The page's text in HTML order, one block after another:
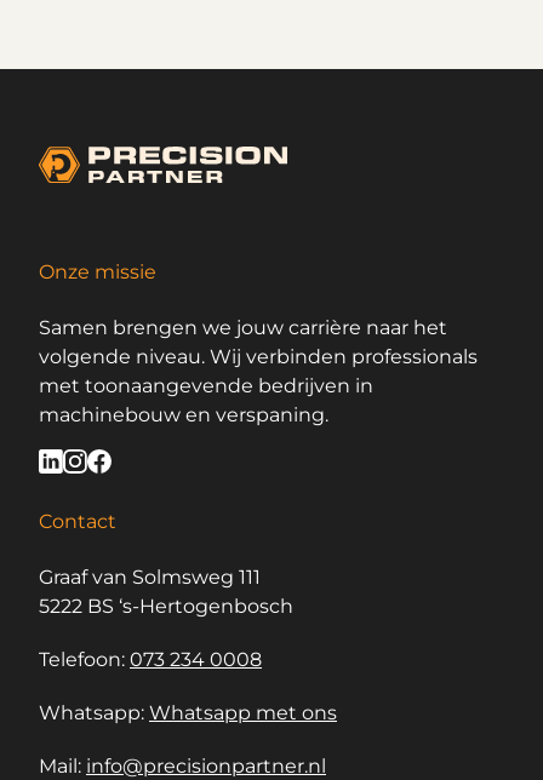
Onze missie
Samen brengen we jouw carrière naar het
volgende niveau. Wij verbinden professionals
met toonaangevende bedrijven in
machinebouw en verspaning.
Contact
Graaf van Solmsweg 111
5222 BS ‘s-Hertogenbosch
Telefoon: 073 234 0008
Whatsapp: Whatsapp met ons
Mail: info@precisionpartner.nl